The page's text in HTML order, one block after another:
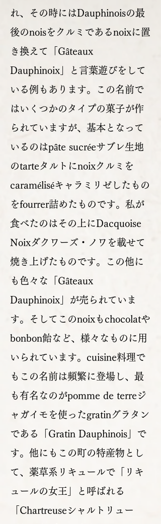
れ、その時にはDauphinoisの最
後のnoisをクルミであるnoixに置
き換えて「Gâteaux
Dauphinoix」と言葉遊びをして
いる例もあります。この名前で
はいくつかのタイプの菓子が作
られていますが、基本となって
いるのはpâte sucréeサブレ生地
のtarteタルトにnoixクルミを
caraméliséキャラミリゼしたもの
をfourrer詰めたものです。私が
食べたのはその上にDacquoise
Noixダクワーズ・ノワを載せて
焼き上げたものです。この他に
も色々な「Gâteaux
Dauphinoix」が売られていま
す。そしてこのnoixもchocolatや
bonbon飴など、様々なものに用
いられています。cuisine料理で
もこの名前は頻繁に登場し、最
も有名なのがpomme de terreジ
ャガイモを使ったgratinグラタン
である「Gratin Dauphinois」で
す。他にもこの町の特産物とし
て、薬草系リキュールで「リキ
ュールの女王」と呼ばれる
「Chartreuseシャルトリュー